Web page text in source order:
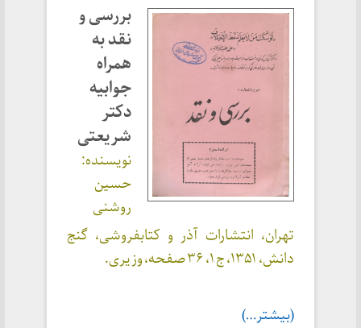
بررسی و
نقد به
همراه
جوابیه
دکتر
شریعتی
نویسنده:
حسین
روشنی
تهران، انتشارات آذر و کتابفروشی، گنج
دانش، ۱۳۵۱، ج ۱، ۳۶ صفحه، وزیری.
(بیشتر…)